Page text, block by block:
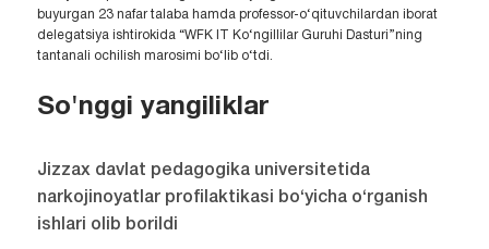
buyurgan 23 nafar talaba hamda professor-o‘qituvchilardan iborat
delegatsiya ishtirokida “WFK IT Ko‘ngillilar Guruhi Dasturi”ning
tantanali ochilish marosimi bo‘lib o‘tdi.
So'nggi yangiliklar
Jizzax davlat pedagogika universitetida
narkojinoyatlar profilaktikasi bo‘yicha o‘rganish
ishlari olib borildi